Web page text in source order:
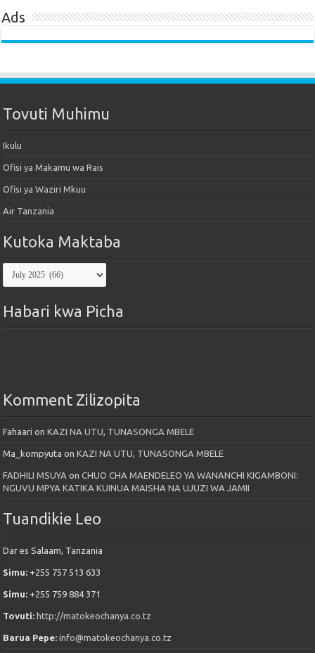
Ads
Tovuti Muhimu
Ikulu
Ofisi ya Makamu wa Rais
Ofisi ya Waziri Mkuu
Air Tanzania
Kutoka Maktaba
Kutoka
Maktaba
Habari kwa Picha
Komment Zilizopita
Fahaari onKAZI NA UTU, TUNASONGA MBELE
Ma_kompyuta onKAZI NA UTU, TUNASONGA MBELE
FADHILI MSUYA onCHUO CHA MAENDELEO YA WANANCHI KIGAMBONI:
NGUVU MPYA KATIKA KUINUA MAISHA NA UJUZI WA JAMII
Tuandikie Leo
Dar es Salaam, Tanzania
Simu: +255 757 513 633
Simu: +255 759 884 371
Tovuti: http://matokeochanya.co.tz
Barua Pepe:info@matokeochanya.co.tz